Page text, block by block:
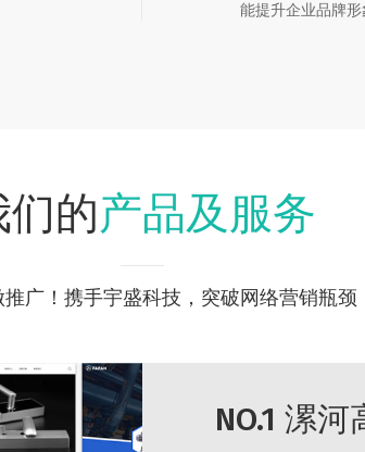
能提升企业品牌形
们的产品及服务
广！携手宇盛科技，突破网络营销瓶颈
NO.1 漯